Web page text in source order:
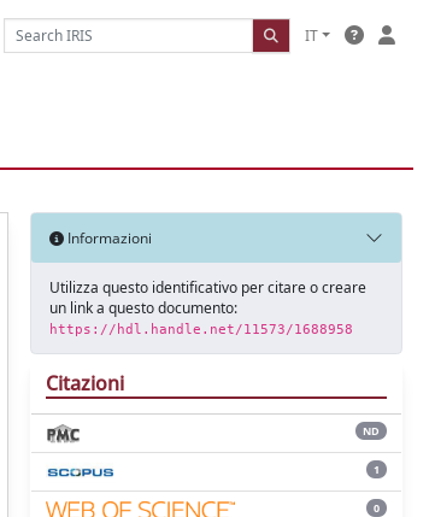
IT
Informazioni
Utilizza questo identificativo per citare o creare
un link a questo documento:
https://hdl.handle.net/11573/1688958
Citazioni
ND
1
0